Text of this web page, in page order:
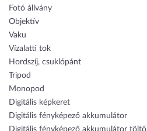
Fotó állvány
Objektív
Vaku
Vízalatti tok
Hordszíj, csuklópánt
Tripod
Monopod
Digitális képkeret
Digitális fényképező akkumulátor